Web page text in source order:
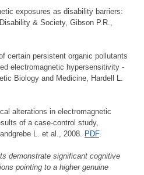
exposures as disability barriers:
& Society, Gibson P.R.,
certain persistent organic pollutants
electromagnetic hypersensitivity -
Biology and Medicine, Hardell L.
alterations in electromagnetic
of a case-control study,
L. et al., 2008. PDF.
demonstrate significant cognitive
pointing to a higher genuine